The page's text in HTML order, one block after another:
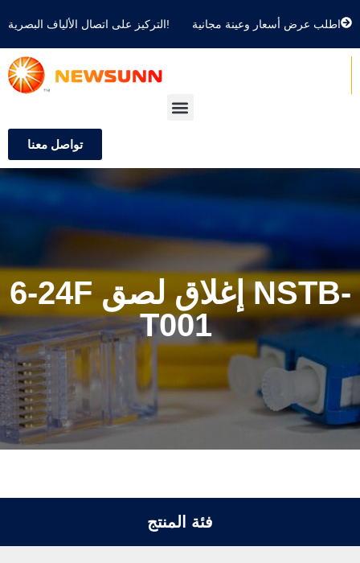
التركيز على اتصال الألياف البصرية! اطلب عرض أسعار وعينة مجانية
تواصل معنا
6-24F إغلاق لصق NSTB-
T001
فئة المنتج